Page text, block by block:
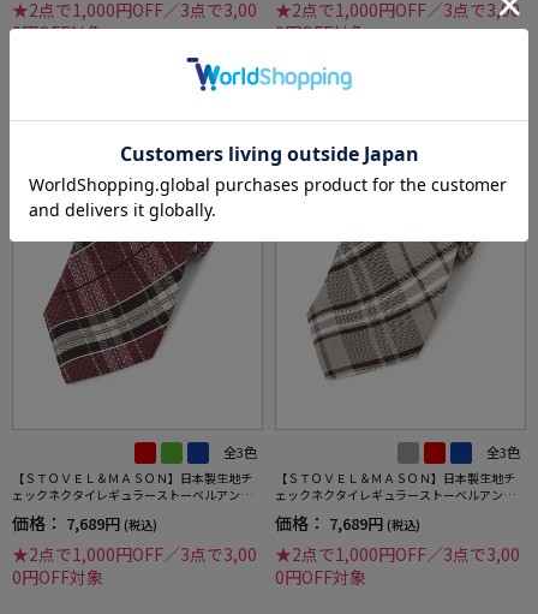
★2点で1,000円OFF／3点で3,00
0円OFF対象
★2点で1,000円OFF／3点で3,00
0円OFF対象
全3色
【ＳＴＯＶＥＬ＆ＭＡＳＯＮ】日本製生地チ
ェックネクタイレギュラーストーベルアンド
メイソン春夏
価格： 7,689円 (税込)
★2点で1,000円OFF／3点で3,00
0円OFF対象
全3色
【ＳＴＯＶＥＬ＆ＭＡＳＯＮ】日本製生地チ
ェックネクタイレギュラーストーベルアンド
メイソン春夏
価格： 7,689円 (税込)
★2点で1,000円OFF／3点で3,00
0円OFF対象